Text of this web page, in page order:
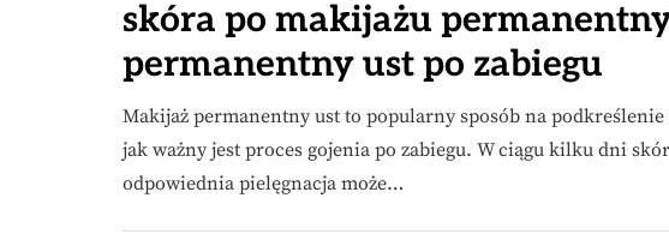
skóra po makijażu
permanentny ust po zabiegu
Makijaż permanentny ust to popularny sposób na podkreślenie
jak ważny jest proces gojenia po zabiegu. W ciągu kilku dni
odpowiednia pielęgnacja może…